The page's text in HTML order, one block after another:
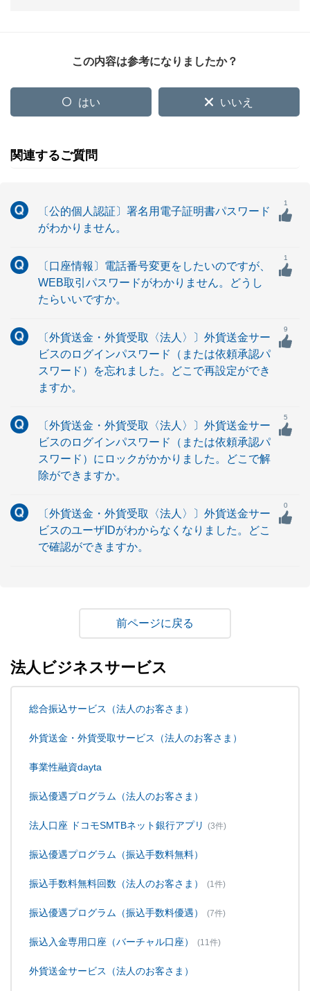
この内容は参考になりましたか？
はい いいえ
関連するご質問
〔公的個人認証〕署名用電子証明書パスワード
がわかりません。
1
〔口座情報〕電話番号変更をしたいのですが、
WEB取引パスワードがわかりません。どうし
たらいいですか。
1
〔外貨送金・外貨受取〈法人〉〕外貨送金サー
ビスのログインパスワード（または依頼承認パ
スワード）を忘れました。どこで再設定ができ
ますか。
9
〔外貨送金・外貨受取〈法人〉〕外貨送金サー
ビスのログインパスワード（または依頼承認パ
スワード）にロックがかかりました。どこで解
除ができますか。
5
〔外貨送金・外貨受取〈法人〉〕外貨送金サー
ビスのユーザIDがわからなくなりました。どこ
で確認ができますか。
0
戻る
法人ビジネスサービス
総合振込サービス（法人のお客さま）
外貨送金・外貨受取サービス（法人のお客さま）
事業性融資dayta
振込優遇プログラム（法人のお客さま）
法人口座 ドコモSMTBネット銀行アプリ (3件)
振込優遇プログラム（振込手数料無料）
振込手数料無料回数（法人のお客さま） (1件)
振込優遇プログラム（振込手数料優遇） (7件)
振込入金専用口座（バーチャル口座） (11件)
外貨送金サービス（法人のお客さま）